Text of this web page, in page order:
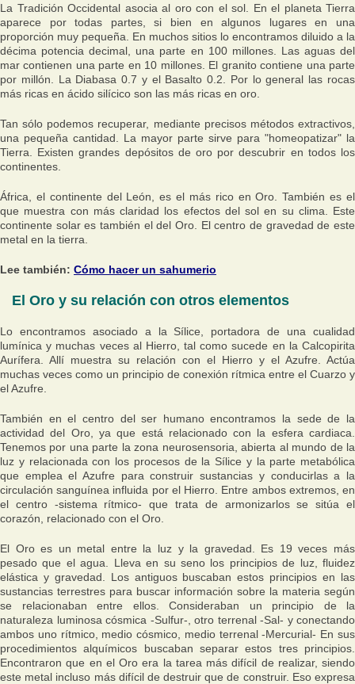
La Tradición Occidental asocia al oro con el sol. En el planeta Tierra
aparece por todas partes, si bien en algunos lugares en una
proporción muy pequeña. En muchos sitios lo encontramos diluido a la
décima potencia decimal, una parte en 100 millones. Las aguas del
mar contienen una parte en 10 millones. El granito contiene una parte
por millón. La Diabasa 0.7 y el Basalto 0.2. Por lo general las rocas
más ricas en ácido silícico son las más ricas en oro.
Tan sólo podemos recuperar, mediante precisos métodos extractivos,
una pequeña cantidad. La mayor parte sirve para "homeopatizar" la
Tierra. Existen grandes depósitos de oro por descubrir en todos los
continentes.
África, el continente del León, es el más rico en Oro. También es el
que muestra con más claridad los efectos del sol en su clima. Este
continente solar es también el del Oro. El centro de gravedad de este
metal en la tierra.
Lee también: Cómo hacer un sahumerio
El Oro y su relación con otros elementos
Lo encontramos asociado a la Sílice, portadora de una cualidad
lumínica y muchas veces al Hierro, tal como sucede en la Calcopirita
Aurífera. Allí muestra su relación con el Hierro y el Azufre. Actúa
muchas veces como un principio de conexión rítmica entre el Cuarzo y
el Azufre.
También en el centro del ser humano encontramos la sede de la
actividad del Oro, ya que está relacionado con la esfera cardiaca.
Tenemos por una parte la zona neurosensoria, abierta al mundo de la
luz y relacionada con los procesos de la Sílice y la parte metabólica
que emplea el Azufre para construir sustancias y conducirlas a la
circulación sanguínea influida por el Hierro. Entre ambos extremos, en
el centro -sistema rítmico- que trata de armonizarlos se sitúa el
corazón, relacionado con el Oro.
El Oro es un metal entre la luz y la gravedad. Es 19 veces más
pesado que el agua. Lleva en su seno los principios de luz, fluidez
elástica y gravedad. Los antiguos buscaban estos principios en las
sustancias terrestres para buscar información sobre la materia según
se relacionaban entre ellos. Consideraban un principio de la
naturaleza luminosa cósmica -Sulfur-, otro terrenal -Sal- y conectando
ambos uno rítmico, medio cósmico, medio terrenal -Mercurial- En sus
procedimientos alquímicos buscaban separar estos tres principios.
Encontraron que en el Oro era la tarea más difícil de realizar, siendo
este metal incluso más difícil de destruir que de construir. Eso expresa